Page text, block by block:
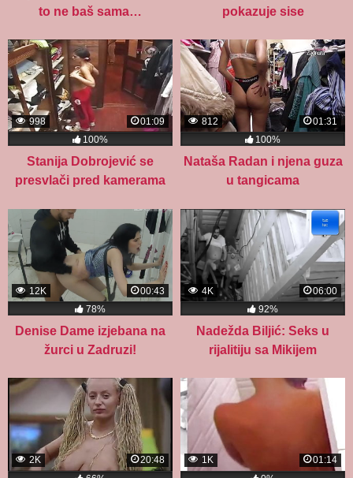
to ne baš sama…
pokazuje sise
998
01:09
100%
Stanija Dobrojević se
presvlači pred kamerama
812
01:31
100%
Nataša Radan i njena guza
u tangicama
12K
00:43
78%
Denise Dame izjebana na
žurci u Zadruzi!
4K
06:00
92%
Nadežda Biljić: Seks u
rijalitiju sa Mikijem
2K
20:48
1K
01:14